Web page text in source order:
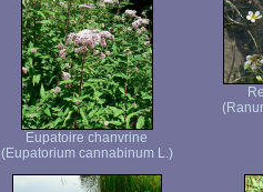
Eupatoire chanvrine
(Eupatorium cannabinum L.)